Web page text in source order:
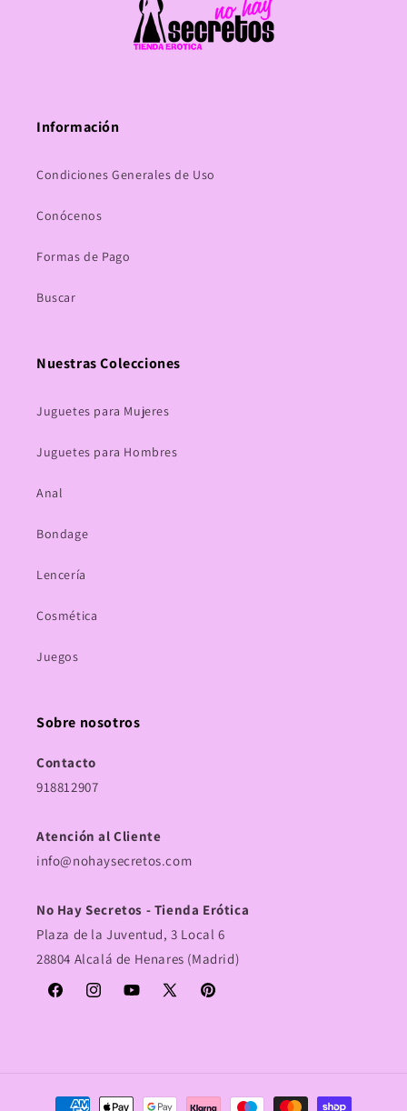
Información
Condiciones Generales de Uso
Conócenos
Formas de Pago
Buscar
Nuestras Colecciones
Juguetes para Mujeres
Juguetes para Hombres
Anal
Bondage
Lencería
Cosmética
Juegos
Sobre nosotros
Contacto
918812907
Atención al Cliente
info@nohaysecretos.com
No Hay Secretos - Tienda Erótica
Plaza de la Juventud, 3 Local 6
28804 Alcalá de Henares (Madrid)
FacebookInstagramYouTube
X
Pinterest
Formas